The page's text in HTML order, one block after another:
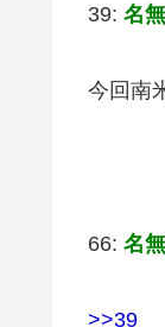
39: 名
今回南
66: 名
>>39